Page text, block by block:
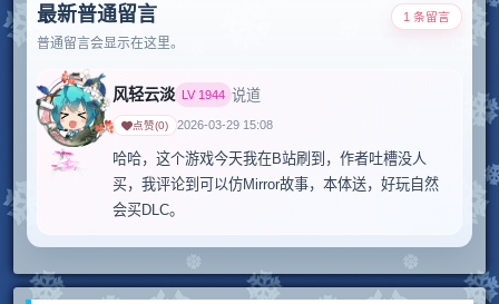
最新普通留言
普通留言会显示在这里。
1 条留言
风轻云淡 LV 1944 说道
点赞(0) 2026-03-29 15:08
哈哈，这个游戏今天我在B站刷到，作者吐槽没人
买，我评论到可以仿Mirror故事，本体送，好玩自然
会买DLC。